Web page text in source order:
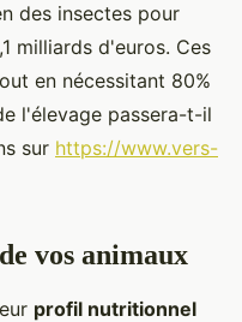
des insectes pour
milliards d'euros. Ces
en nécessitant 80%
l'élevage passera-t-il
sur https://www.vers-
vos animaux
profil nutritionnel